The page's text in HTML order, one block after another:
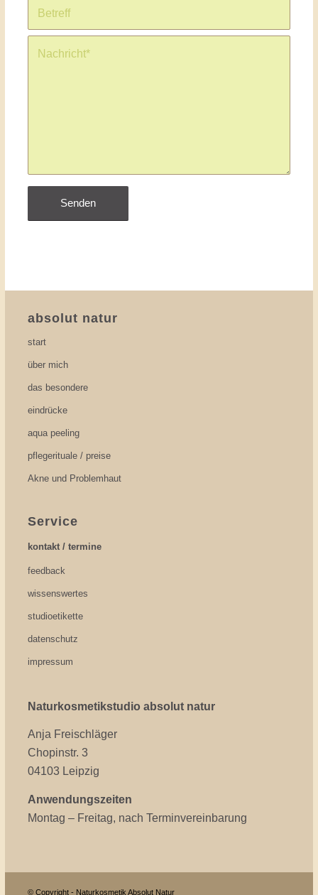
absolut natur
start
über mich
das besondere
eindrücke
aqua peeling
pflegerituale / preise
Akne und Problemhaut
Service
kontakt / termine
feedback
wissenswertes
studioetikette
datenschutz
impressum
Naturkosmetikstudio absolut natur
Anja Freischläger
Chopinstr. 3
04103 Leipzig
Anwendungszeiten
Montag – Freitag, nach Terminvereinbarung
© Copyright - Naturkosmetik Absolut Natur